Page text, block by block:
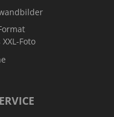
Foto